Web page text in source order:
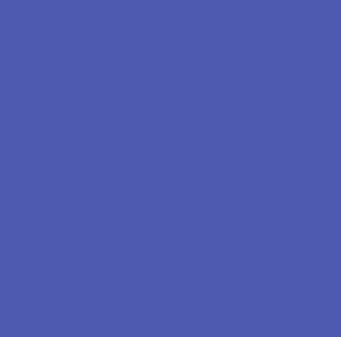
et e-
clients près de 78110 Le